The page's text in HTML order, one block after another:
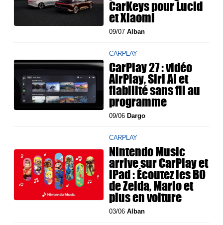
CarKeys pour Lucid
et Xiaomi
09/07Alban
CARPLAY
CarPlay 27 : vidéo
AirPlay, Siri AI et
fiabilité sans fil au
programme
09/06 Dargo
CARPLAY
Nintendo Music
arrive sur CarPlay et
iPad : Écoutez les BO
de Zelda, Mario et
plus en voiture
03/06Alban